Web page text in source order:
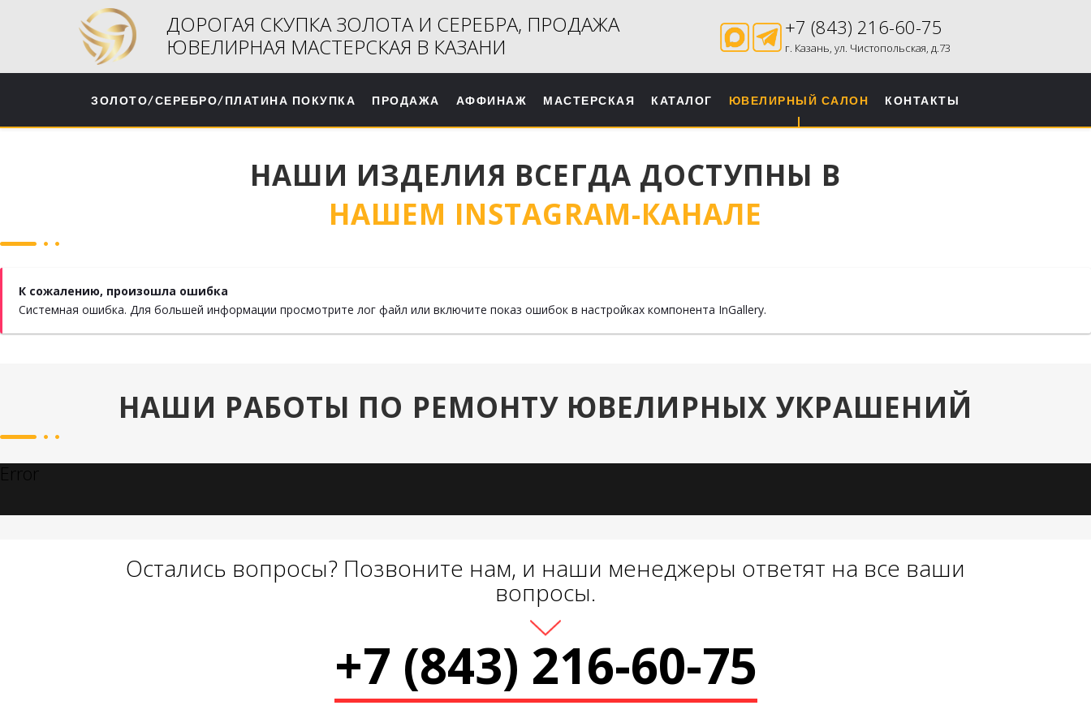
ДОРОГАЯ СКУПКА ЗОЛОТА И СЕРЕБРА, ПРОДАЖА
ЮВЕЛИРНАЯ МАСТЕРСКАЯ В КАЗАНИ
+7 (843) 216-60-75
г. Казань, ул. Чистопольская, д.73
ЗОЛОТО/СЕРЕБРО/ПЛАТИНА ПОКУПКА ПРОДАЖА АФФИНАЖ МАСТЕРСКАЯ КАТАЛОГ ЮВЕЛИРНЫЙ САЛОН КОНТАКТЫ
НАШИ ИЗДЕЛИЯ ВСЕГДА ДОСТУПНЫ В
НАШЕМ INSTAGRAM-КАНАЛЕ
К сожалению, произошла ошибка
Системная ошибка. Для большей информации просмотрите лог файл или включите показ ошибок в настройках компонента InGallery.
НАШИ РАБОТЫ ПО РЕМОНТУ ЮВЕЛИРНЫХ УКРАШЕНИЙ
Error
Остались вопросы? Позвоните нам, и наши менеджеры ответят на все ваши
вопросы.
+7 (843) 216-60-75